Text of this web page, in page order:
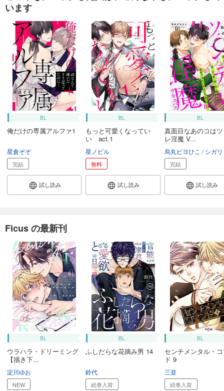
続巻入荷
カート
試し読み
あらすじを表示する
名のなき毒（フルカラー） 24
242円 (税込)
8/21入荷
購入予約
あらすじを表示する
名のなき毒（フルカラー） 25
9/4入荷
242円 (税込)
9/18入荷
あらすじを表示する
います
BL
俺だけの専属アルファ1
星倉ぞぞ
完結
試し読み
BL
もっと可愛くなってい
い act.1
星ノビル
無料
試し読み
BL
真面目なあのコは
レ淫魔 V...
烏丸ピヨひこ シガ
完結
試し読み
Ficus の最新刊
BL
ウラハラ・ドリーミング
【描き下...
淀川ゆお
NEW
BL
ふしだらな花摘み男 14
鈴代
続巻入荷
BL
センチメンタル・
ド 9
三並
続巻入荷